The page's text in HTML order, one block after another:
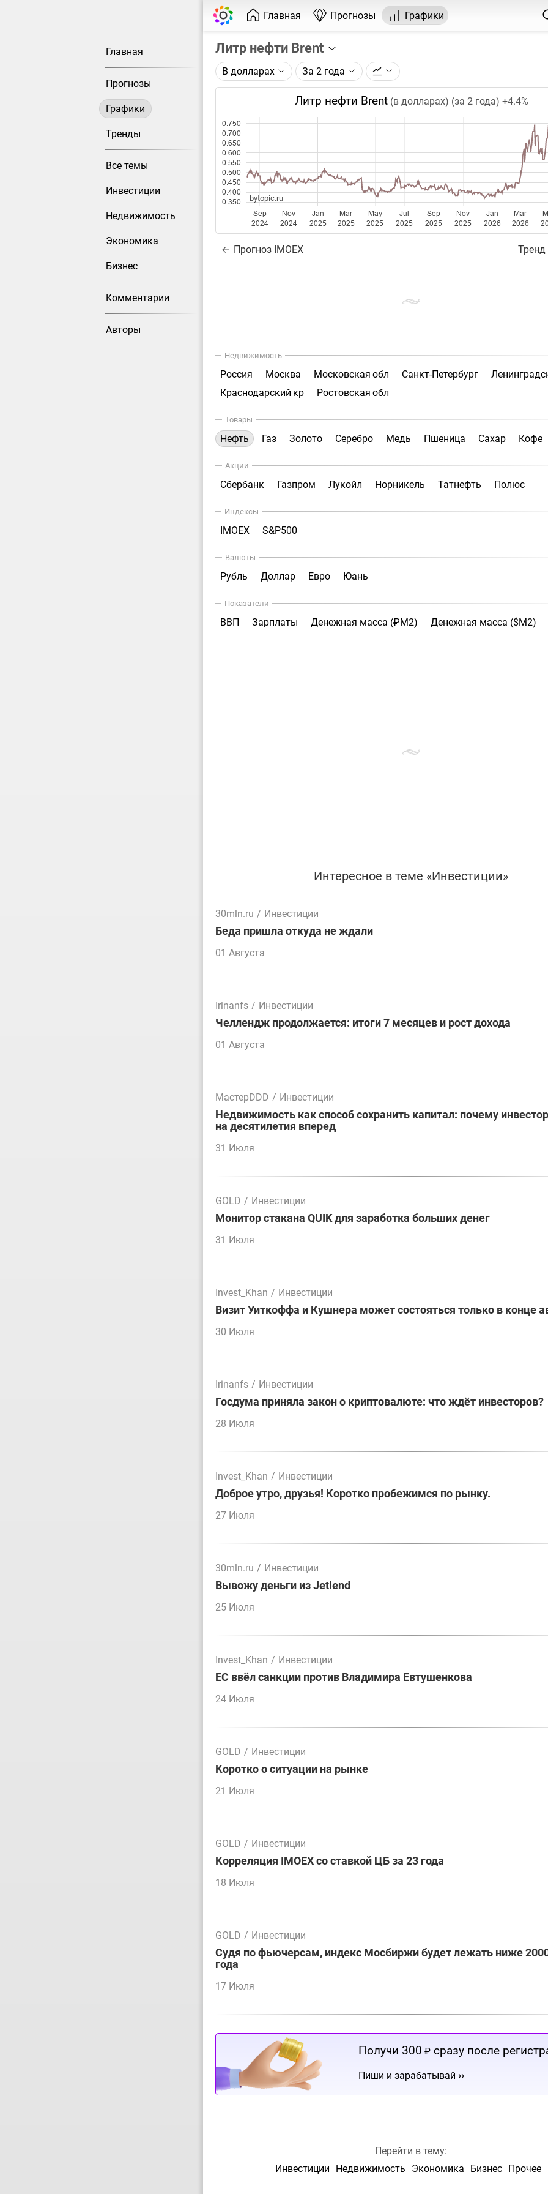
Главная Прогнозы Графики
Главная
Прогнозы
Графики
Тренды
Все темы
Инвестиции
Недвижимость
Экономика
Бизнес
Комментарии
Авторы
Литр нефти Brent
Описание графика:
Цена фьючерса на нефть марки Brent, торгуемого на ICE.
Каждая точка на графике - цена закрытия дня, недели или месяца.
Оптимальный таймфрейм (день, неделя, месяц) подбирается
при изменении глубины графика.
Данные добавляются ежедневно.
В долларах За 2 года
Литр нефти Brent (в долларах) (за 2 года) +4.4%
Jan
2025
Jan
2026
Sep
2024
Nov
2024
Mar
2025
May
2025
Jul
2025
Sep
2025
Nov
2025
Mar
2026
0.350
0.400
0.450
0.500
0.550
0.600
0.650
0.700
0.750
bytopic.ru
Прогноз IMOEX Тренд
Недвижимость
Россия Москва Московская обл Санкт-Петербург
Краснодарский кр
Ростовская обл
Товары
Нефть Газ Золото Серебро Медь Пшеница Сахар Кофе
Акции
Сбербанк Газпром Лукойл Норникель Татнефть Полюс
Индексы
IMOEX S&P500
Валюты
Рубль Доллар Евро Юань
Показатели
ВВП Зарплаты Денежная масса (₽М2) Денежная масса ($М2)
Интересное в теме «Инвестиции»
30mln.ru / Инвестиции
Беда пришла откуда не ждали
01 Августа
Irinanfs / Инвестиции
Челлендж продолжается: итоги 7 месяцев и рост дохода
01 Августа
МастерDDD / Инвестиции
Недвижимость как способ сохранить капитал: почему
на десятилетия вперед
31 Июля
GOLD / Инвестиции
Монитор стакана QUIK для заработка больших денег
31 Июля
Invest_Khan / Инвестиции
Визит Уиткоффа и Кушнера может состояться только в конце
30 Июля
Irinanfs / Инвестиции
Госдума приняла закон о криптовалюте: что ждёт инвесторов?
28 Июля
Invest_Khan / Инвестиции
Доброе утро, друзья! Коротко пробежимся по рынку.
27 Июля
30mln.ru / Инвестиции
Вывожу деньги из Jetlend
25 Июля
Invest_Khan / Инвестиции
ЕС ввёл санкции против Владимира Евтушенкова
24 Июля
GOLD / Инвестиции
Коротко о ситуации на рынке
21 Июля
GOLD / Инвестиции
Корреляция IMOEX со ставкой ЦБ за 23 года
18 Июля
GOLD / Инвестиции
Судя по фьючерсам, индекс Мосбиржи будет лежать ниже
года
17 Июля
Получи 300 ₽ сразу после
Пиши и зарабатывай ››
Перейти в тему:
Инвестиции
Недвижимость Экономика Бизнес Прочее